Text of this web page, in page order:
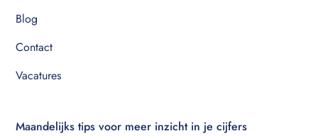
Blog
Contact
Vacatures
Maandelijks tips voor meer inzicht in je cijfers